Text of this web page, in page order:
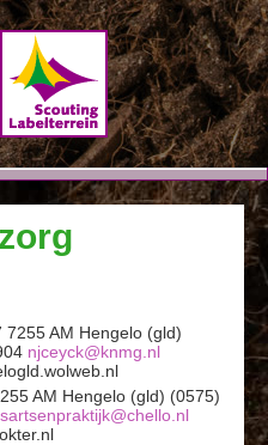
7255 AM Hengelo (gld)
njceyck@knmg.nl
AM Hengelo (gld) (0575)